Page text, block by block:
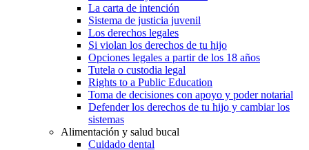
La carta de intención
Sistema de justicia juvenil
Los derechos legales
Si violan los derechos de tu hijo
Opciones legales a partir de los 18 años
Tutela o custodia legal
Rights to a Public Education
Toma de decisiones con apoyo y poder notarial
Defender los derechos de tu hijo y cambiar los
sistemas
Alimentación y salud bucal
Cuidado dental